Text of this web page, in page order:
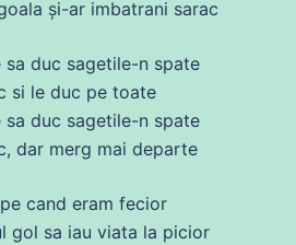
şi-ar imbatrani sarac
sa duc sagetile-n spate
si le duc pe toate
sa duc sagetile-n spate
dar merg mai departe
cand eram fecior
gol sa iau viata la picior